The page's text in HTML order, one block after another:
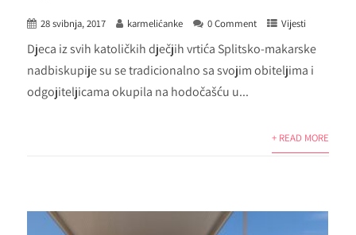
28 svibnja, 2017 karmelićanke 0 Comment Vijesti
Djeca iz svih katoličkih dječjih vrtića Splitsko-makarske
nadbiskupije su se tradicionalno sa svojim obiteljima i
odgojiteljicama okupila na hodočašću u...
+ READ MORE